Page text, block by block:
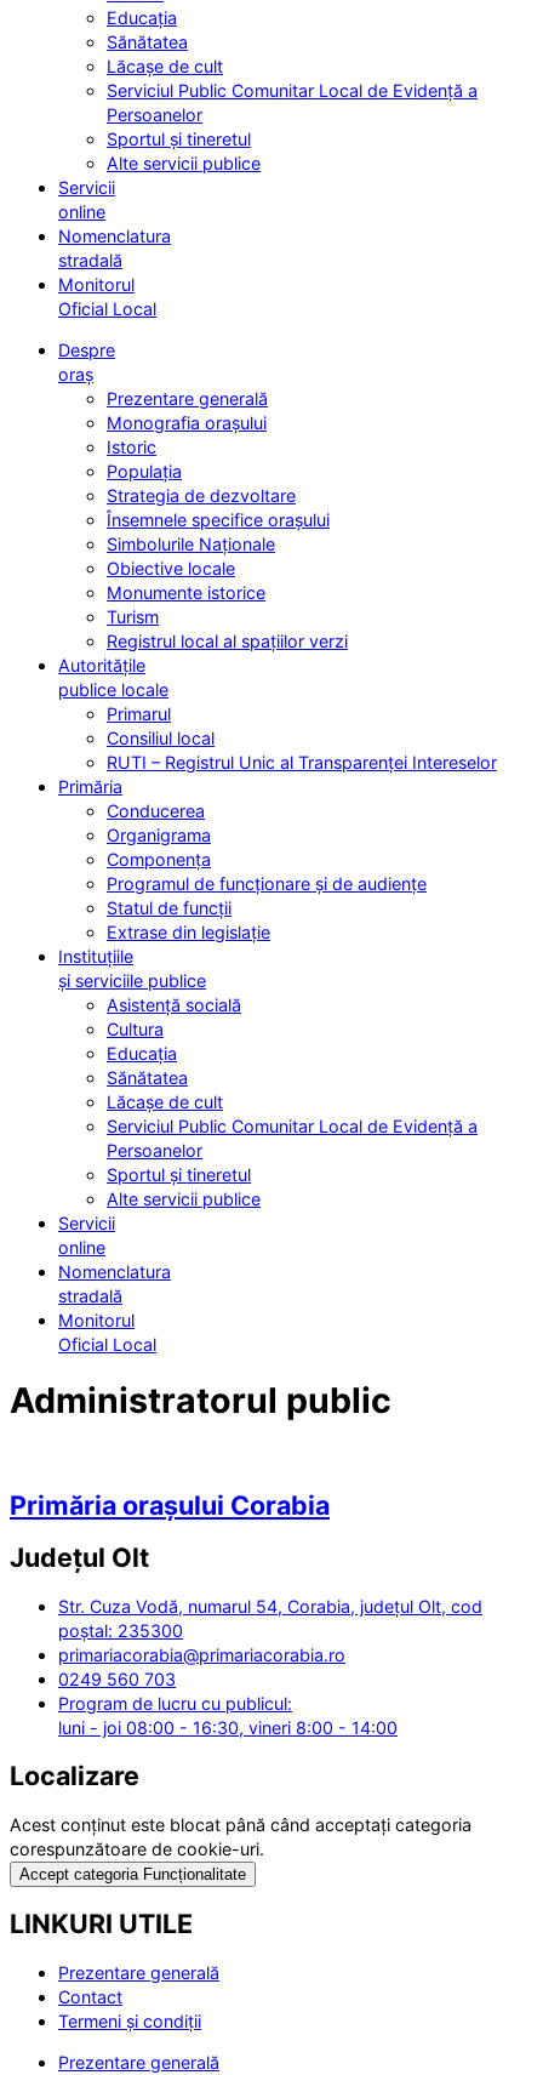
Educația
Sănătatea
Lăcașe de cult
Serviciul Public Comunitar Local de Evidență a
Persoanelor
Sportul și tineretul
Alte servicii publice
Servicii
online
Nomenclatura
stradală
Monitorul
Oficial Local
Despre
oraș
Prezentare generală
Monografia orașului
Istoric
Populația
Strategia de dezvoltare
Însemnele specifice orașului
Simbolurile Naționale
Obiective locale
Monumente istorice
Turism
Registrul local al spațiilor verzi
Autoritățile
publice locale
Primarul
Consiliul local
RUTI – Registrul Unic al Transparenței Intereselor
Primăria
Conducerea
Organigrama
Componența
Programul de funcționare și de audiențe
Statul de funcții
Extrase din legislație
Instituțiile
și serviciile publice
Asistență socială
Cultura
Educația
Sănătatea
Lăcașe de cult
Serviciul Public Comunitar Local de Evidență a
Persoanelor
Sportul și tineretul
Alte servicii publice
Servicii
online
Nomenclatura
stradală
Monitorul
Oficial Local
Administratorul public
Primăria orașului Corabia
Județul Olt
Str. Cuza Vodă, numarul 54, Corabia, județul Olt, cod
poștal: 235300
primariacorabia@primariacorabia.ro
0249 560 703
Program de lucru cu publicul:
luni - joi 08:00 - 16:30, vineri 8:00 - 14:00
Localizare
Acest conținut este blocat până când acceptați categoria
corespunzătoare de cookie-uri.
Accept categoria Funcționalitate
LINKURI UTILE
Prezentare generală
Contact
Termeni și condiții
Prezentare generală